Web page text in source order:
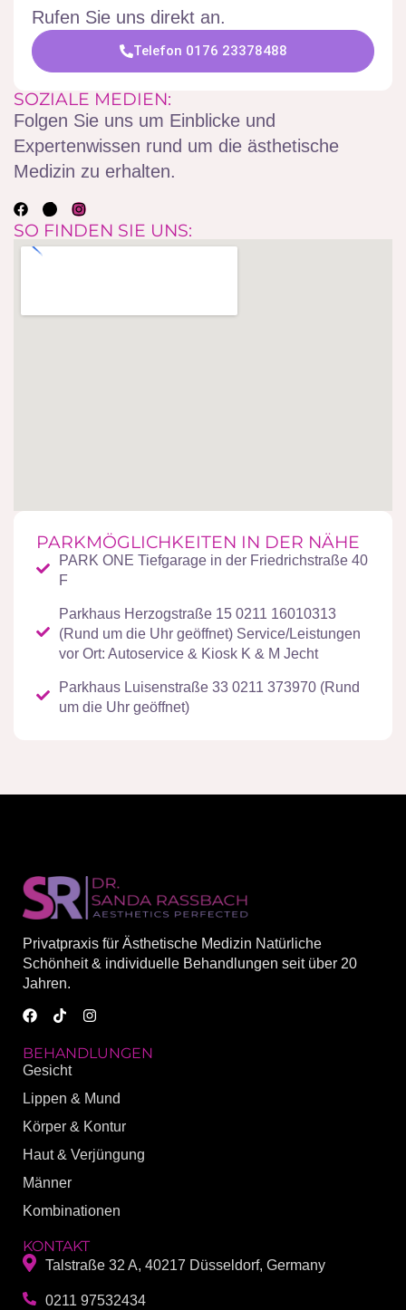
Rufen Sie uns direkt an.
Telefon 0176 23378488
SOZIALE MEDIEN:
Folgen Sie uns um Einblicke und
Expertenwissen rund um die ästhetische
Medizin zu erhalten.
SO FINDEN SIE UNS:
PARKMÖGLICHKEITEN IN DER NÄHE
PARK ONE Tiefgarage in der Friedrichstraße 40
F
Parkhaus Herzogstraße 15 0211 16010313
(Rund um die Uhr geöffnet) Service/Leistungen
vor Ort: Autoservice & Kiosk K & M Jecht
Parkhaus Luisenstraße 33 0211 373970 (Rund
um die Uhr geöffnet)
Privatpraxis für Ästhetische Medizin Natürliche
Schönheit & individuelle Behandlungen seit über 20
Jahren.
BEHANDLUNGEN
Gesicht
Lippen & Mund
Körper & Kontur
Haut & Verjüngung
Männer
Kombinationen
KONTAKT
Talstraße 32 A, 40217 Düsseldorf, Germany
0211 97532434